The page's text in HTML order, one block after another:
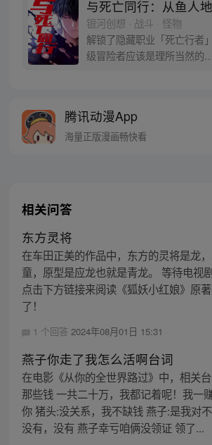
与死亡同行：从鱼人
银河创想 · 战斗 · 怪物
解锁了隐藏职业「死亡行者
级冒险者应该是理所当然的…
腾讯动漫App
海量正版漫画畅快看
相关问答
东方灵将
在车田正美的作品中，东方的灵将是龙
童，原型是应龙也就是青龙。 等待电视
点击下方链接来阅读《狐妖小红娘》原
了！
1 个回答 2024年08月01日 15:31
燕子你走了我怎么活啊台词
在电影《从你的全世界路过》中，相关
那些钱 一共二十万，我都记着呢！我一
你 猪头:没关系，我不缺钱 燕子:是我对不
没有，没有 燕子幸亏咱俩没领证 领了...